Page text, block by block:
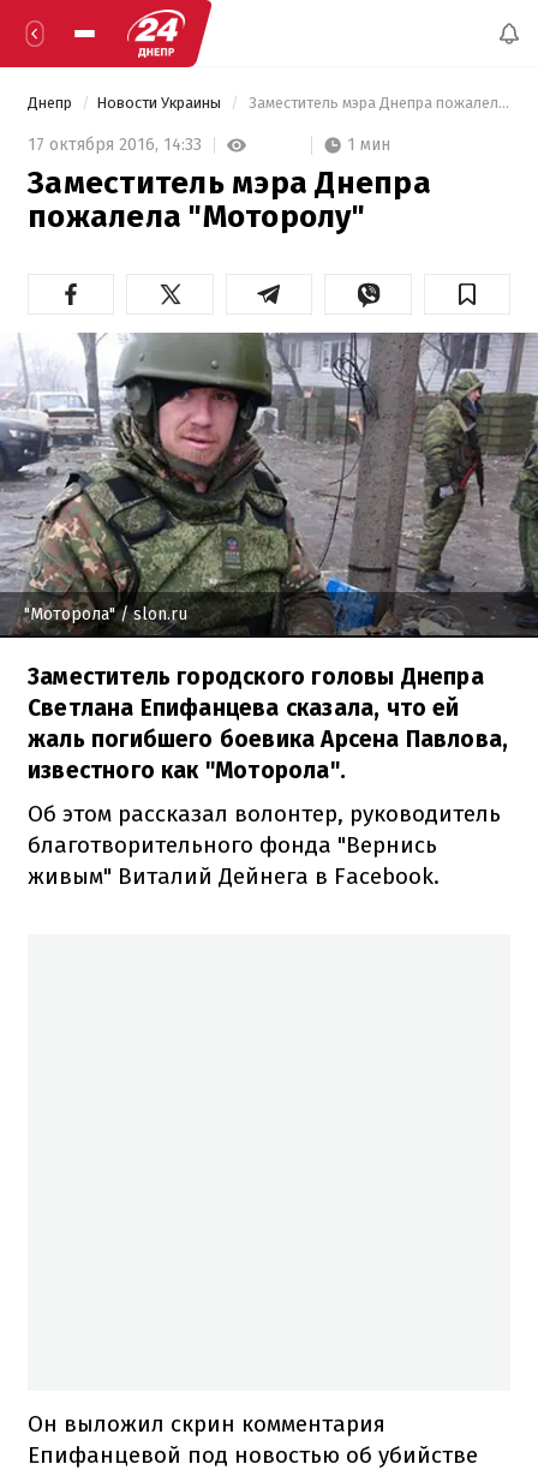
Днепр Новости Украины Заместитель мэра Днепра пожалела "Моторолу"
17 октября 2016, 14:33 1 мин
Заместитель мэра Днепра
пожалела "Моторолу"
"Моторола"/ slon.ru
Заместитель городского головы Днепра
Светлана Епифанцева сказала, что ей
жаль погибшего боевика Арсена Павлова,
известного как "Моторола".
Об этом рассказал волонтер, руководитель
благотворительного фонда "Вернись
живым" Виталий Дейнега в Facebook.
Он выложил скрин комментария
Епифанцевой под новостью об убийстве